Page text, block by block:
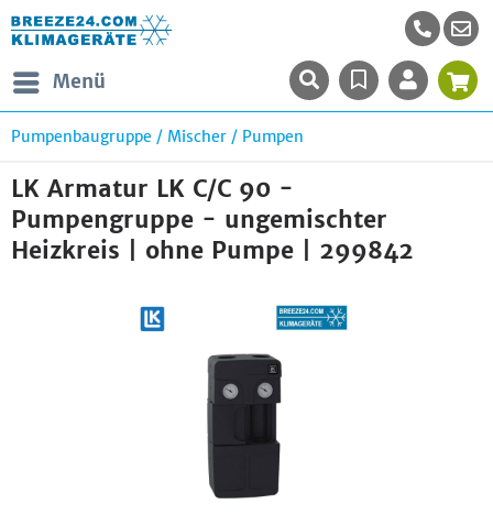
Menü
Pumpenbaugruppe / Mischer / Pumpen
LK Armatur LK C/C 90 -
Pumpengruppe - ungemischter
Heizkreis | ohne Pumpe | 299842